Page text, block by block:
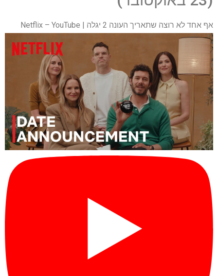
אף אחד לא רוצה שתאריך העונה 2 יגלה | Netflix – YouTube